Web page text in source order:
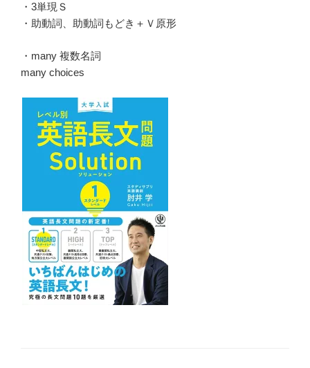
・3単現Ｓ
・助動詞、助動詞もどき＋Ｖ原形
・many 複数名詞
many choices